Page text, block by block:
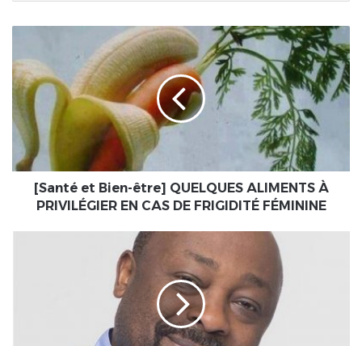
Bien-
être]
QUELQUES
ALIMENTS
PRIVILÉGIER
EN
[Santé et Bien-être] QUELQUES ALIMENTS À
PRIVILÉGIER EN CAS DE FRIGIDITÉ FÉMININE